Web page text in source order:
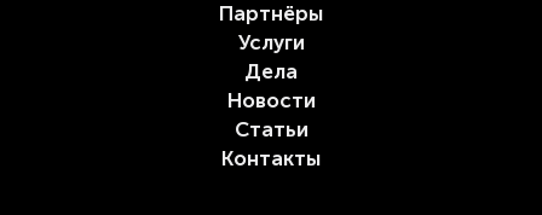
Партнёры
Услуги
Дела
Новости
Статьи
Контакты